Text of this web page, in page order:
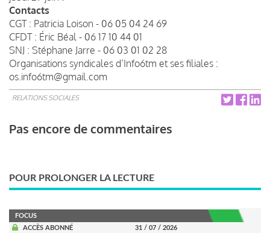
Contacts
CGT : Patricia Loison - 06 05 04 24 69
CFDT : Éric Béal - 06 17 10 44 01
SNJ : Stéphane Jarre - 06 03 01 02 28
Organisations syndicales d’Info6tm et ses filiales :
os.info6tm@gmail.com
RELATIONS SOCIALES
Pas encore de commentaires
POUR PROLONGER LA LECTURE
FOCUS
ACCÈS ABONNÉ
31 / 07 / 2026